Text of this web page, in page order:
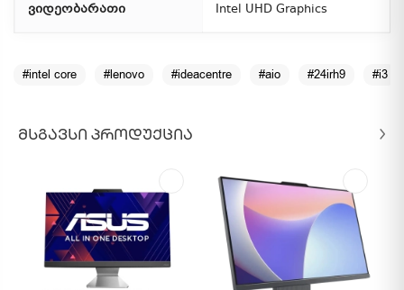
ვიდეობარათი Intel UHD Graphics
#intel core #lenovo #ideacentre #aio #24irh9 #i3
ᲛᲡᲒᲐᲕᲡᲘ ᲞᲠᲝᲓᲣᲥᲪᲘᲐ